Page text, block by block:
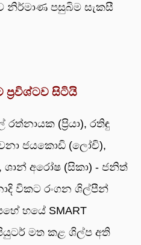
නිර්මාණ පසුබිම සැකසී
සිටියි
(ප්‍රියා), රතිඳු
ජයකොඩි (ලෝචි),
ශාන් අරෝෂ (සිකා) - ජනිත්
විකට රංගන ශිල්පීන්
හයේ SMART
මත කළ ශිල්ප අති